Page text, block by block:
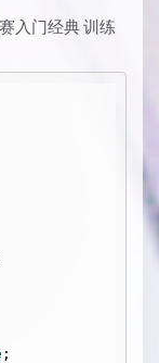
入门经典 训练
;